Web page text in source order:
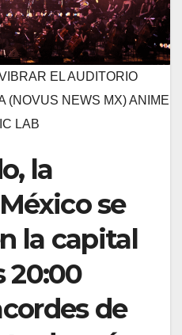
EL AUDITORIO
(NOVUS NEWS MX) ANIME
LAB
la
se
la capital
20:00
de